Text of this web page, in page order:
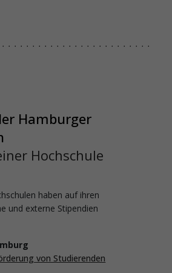
Hamburger
Hochschule
haben auf ihren
und externe Stipendien
von Studierenden